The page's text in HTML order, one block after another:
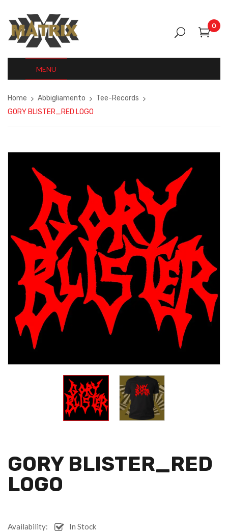
0
MENU
Home Abbigliamento
Tee-Records
GORY BLISTER_RED LOGO
GORY BLISTER_RED
LOGO
Availability: In Stock